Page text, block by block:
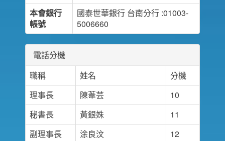
本會銀行
帳號
國泰世華銀行 台南分行 :01003-
5006660
電話分機
職稱
姓名
分機
理事長
陳葦芸
10
秘書長
黃銀姝
11
副理事長
涂良汶 12